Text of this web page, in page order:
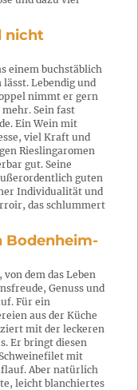
nicht
einem buchstäblich
Lebendig und
nimmt er gern
Sein fast
Ein Wein mit
viel Kraft und
Rieslingaromen
gut. Seine
guten
Individualität und
das schlummert
Bodenheim-
dem das Leben
Genuss und
Für ein
aus der Küche
mit der leckeren
Er bringt diesen
mit
Aber natürlich
leicht blanchiertes